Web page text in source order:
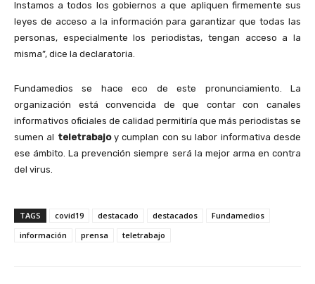
Instamos a todos los gobiernos a que apliquen firmemente sus
leyes de acceso a la información para garantizar que todas las
personas, especialmente los periodistas, tengan acceso a la
misma”, dice la declaratoria.
Fundamedios se hace eco de este pronunciamiento. La
organización está convencida de que contar con canales
informativos oficiales de calidad permitiría que más periodistas se
sumen al teletrabajoy cumplan con su labor informativa desde
ese ámbito. La prevención siempre será la mejor arma en contra
del virus.
TAGS covid19 destacado destacados
Fundamedios
información
prensa teletrabajo